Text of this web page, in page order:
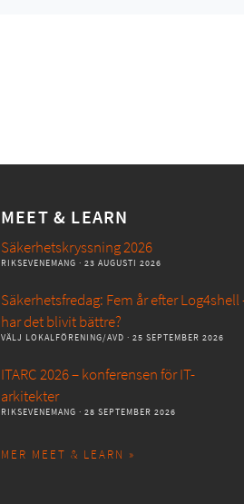
MEET & LEARN
Säkerhetskryssning 2026
RIKSEVENEMANG · 23 AUGUSTI 2026
Säkerhetsfredag: Fem år efter Log4shell
har det blivit bättre?
VÄLJ LOKALFÖRENING/AVD · 25 SEPTEMBER 2026
ITARC 2026 – konferensen för IT-
arkitekter
RIKSEVENEMANG · 28 SEPTEMBER 2026
MER MEET & LEARN »